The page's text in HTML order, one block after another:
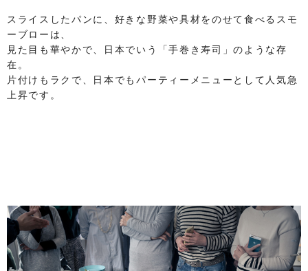
スライスしたパンに、好きな野菜や具材をのせて食べるスモ
ーブローは、
見た目も華やかで、日本でいう「手巻き寿司」のような存
在。
片付けもラクで、日本でもパーティーメニューとして人気急
上昇です。